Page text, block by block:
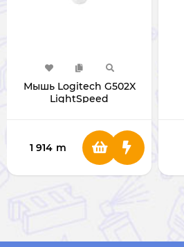
Мышь Logitech G502X
LightSpeed
1 914 m